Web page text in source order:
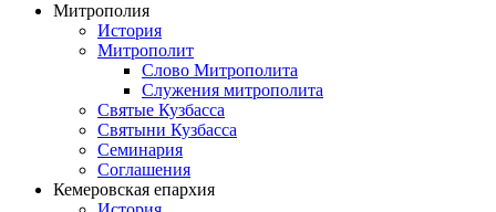
Митрополия
История
Митрополит
Слово Митрополита
Служения митрополита
Святые Кузбасса
Святыни Кузбасса
Семинария
Соглашения
Кемеровская епархия